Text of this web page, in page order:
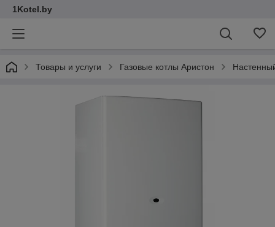
1Kotel.by
Товары и услуги Газовые котлы Аристон